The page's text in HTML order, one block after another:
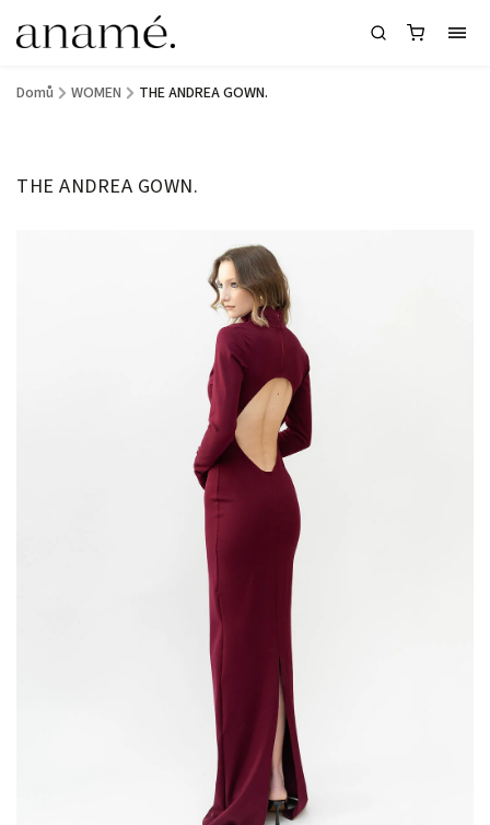
Domů / WOMEN / THE ANDREA GOWN.
THE ANDREA GOWN.